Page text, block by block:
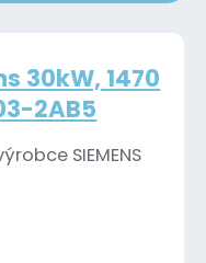
30kW, 1470
2AB5
SIEMENS